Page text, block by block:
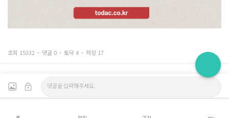
조회 15332 댓글 0 토닥 4 저장 17